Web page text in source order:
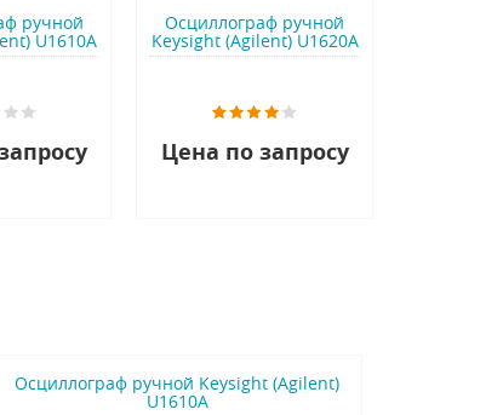
ручной
U1610A
Осциллограф ручной
Keysight (Agilent) U1620A
Цена по запросу
Осциллограф ручной Keysight (Agilent)
U1610A